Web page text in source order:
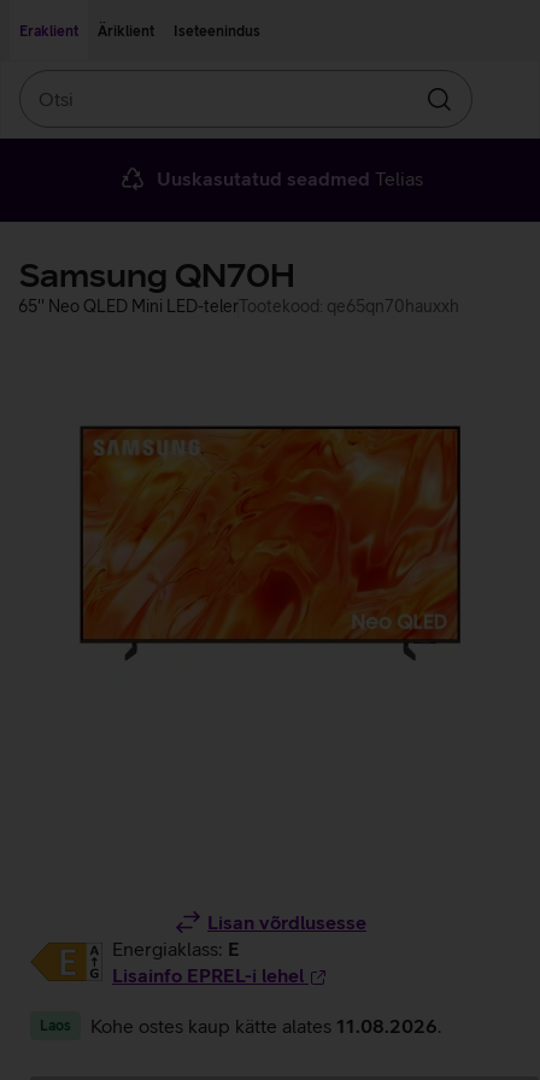
Eraklient
Äriklient Iseteenindus
Otsin
Uuskasutatud seadmed Telias
Samsung QN70H
65'' Neo QLED Mini LED-telerTootekood: qe65qn70hauxxh
Lisan võrdlusesse
Energiaklass: E
Lisainfo EPREL-i lehel
Laos Kohe ostes kaup kätte alates 11.08.2026